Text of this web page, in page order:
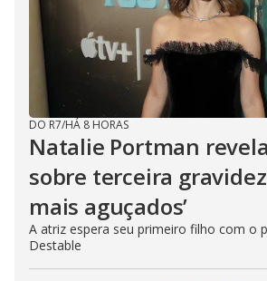
DO R7/HÁ 8 HORAS
Natalie Portman
sobre terceira
mais aguçados’
A atriz espera seu primeiro filho com o
Destable